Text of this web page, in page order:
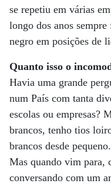
se repetiu em várias
longo dos anos
negro em posições de
Quanto isso o
Havia uma grande
num País com tanta
escolas ou empresas?
brancos, tenho tios
brancos desde
Mas quando vim para,
conversando com um